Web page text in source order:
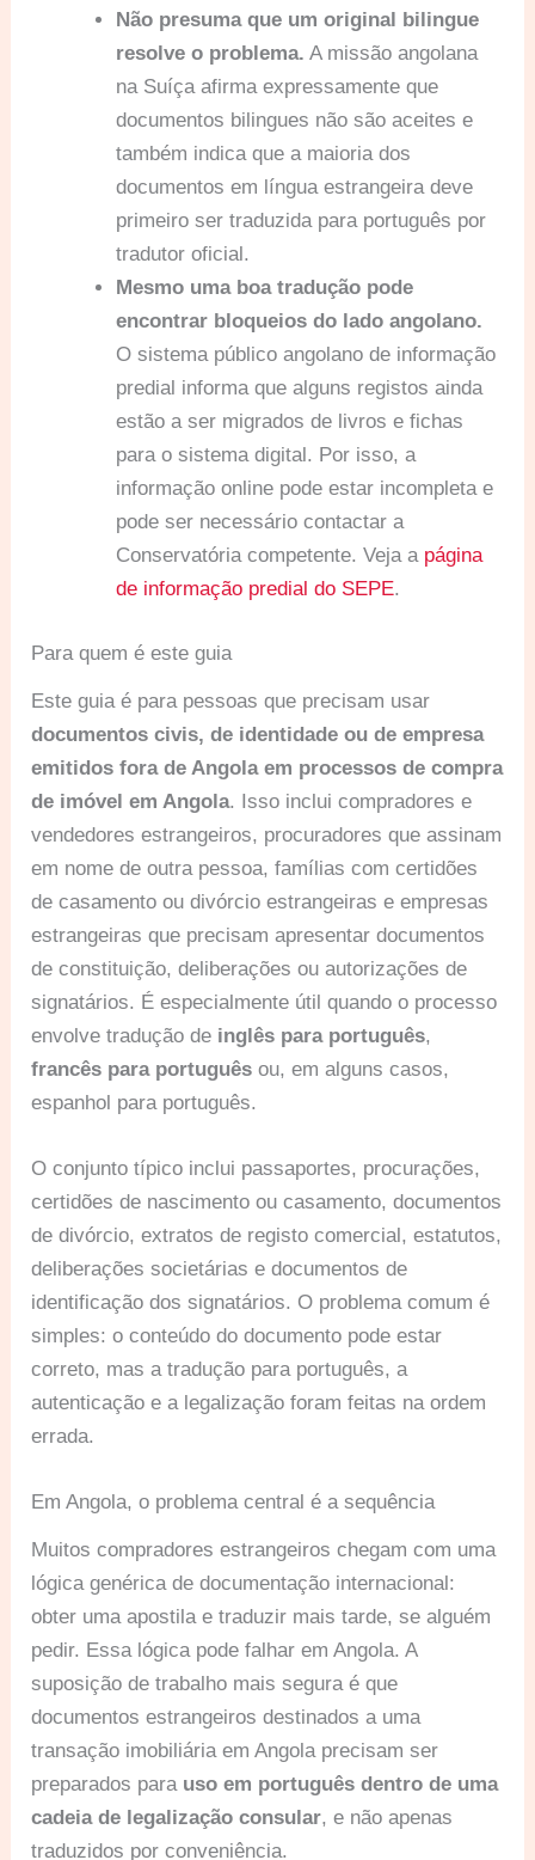
Não presuma que um original bilingue
resolve o problema. A missão angolana
na Suíça afirma expressamente que
documentos bilingues não são aceites e
também indica que a maioria dos
documentos em língua estrangeira deve
primeiro ser traduzida para português por
tradutor oficial.
Mesmo uma boa tradução pode
encontrar bloqueios do lado angolano.
O sistema público angolano de informação
predial informa que alguns registos ainda
estão a ser migrados de livros e fichas
para o sistema digital. Por isso, a
informação online pode estar incompleta e
pode ser necessário contactar a
Conservatória competente. Veja a página
de informação predial do SEPE.
Para quem é este guia
Este guia é para pessoas que precisam usar
documentos civis, de identidade ou de empresa
emitidos fora de Angola em processos de compra
de imóvel em Angola. Isso inclui compradores e
vendedores estrangeiros, procuradores que assinam
em nome de outra pessoa, famílias com certidões
de casamento ou divórcio estrangeiras e empresas
estrangeiras que precisam apresentar documentos
de constituição, deliberações ou autorizações de
signatários. É especialmente útil quando o processo
envolve tradução de inglês para português,
francês para português ou, em alguns casos,
espanhol para português.
O conjunto típico inclui passaportes, procurações,
certidões de nascimento ou casamento, documentos
de divórcio, extratos de registo comercial, estatutos,
deliberações societárias e documentos de
identificação dos signatários. O problema comum é
simples: o conteúdo do documento pode estar
correto, mas a tradução para português, a
autenticação e a legalização foram feitas na ordem
errada.
Em Angola, o problema central é a sequência
Muitos compradores estrangeiros chegam com uma
lógica genérica de documentação internacional:
obter uma apostila e traduzir mais tarde, se alguém
pedir. Essa lógica pode falhar em Angola. A
suposição de trabalho mais segura é que
documentos estrangeiros destinados a uma
transação imobiliária em Angola precisam ser
preparados para uso em português dentro de uma
cadeia de legalização consular, e não apenas
traduzidos por conveniência.